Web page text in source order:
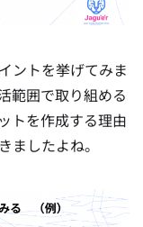
ントを挙げてみま
範囲で取り組める
トを作成する理由
ましたよね。